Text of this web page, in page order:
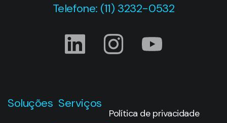
Telefone: (11) 3232-0532
Soluções Serviços
Política de privacidade